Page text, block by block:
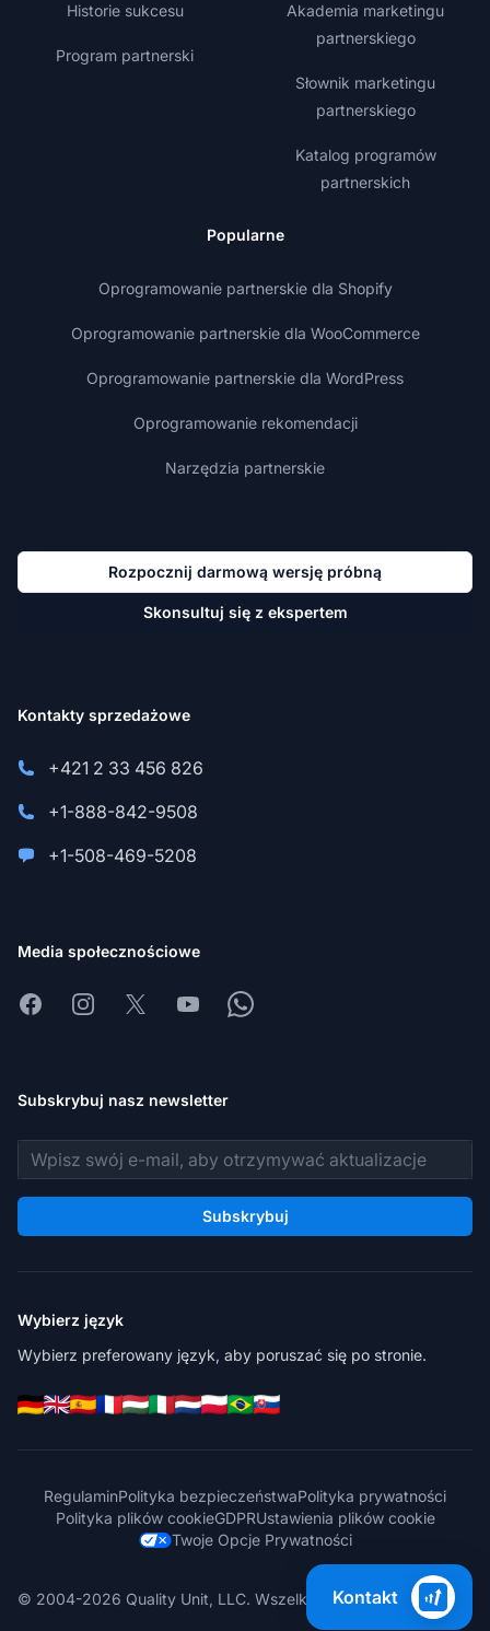
Historie sukcesu
Program partnerski
Akademia marketingu
partnerskiego
Słownik marketingu
partnerskiego
Katalog programów
partnerskich
Popularne
Oprogramowanie partnerskie dla Shopify
Oprogramowanie partnerskie dla WooCommerce
Oprogramowanie partnerskie dla WordPress
Oprogramowanie rekomendacji
Narzędzia partnerskie
Rozpocznij darmową wersję próbną
Skonsultuj się z ekspertem
Kontakty sprzedażowe
+421 2 33 456 826
+1-888-842-9508
+1-508-469-5208
Media społecznościowe
FacebookInstagram
X YoutubeWhatsapp
Subskrybuj nasz newsletter
Adres e-mail
Subskrybuj
Wybierz język
Wybierz preferowany język, aby poruszać się po stronie.
RegulaminPolityka bezpieczeństwaPolityka prywatności
Polityka plików cookieGDPRUstawienia plików cookie
Twoje Opcje Prywatności
© 2004-2026 Quality Unit, LLC. Wszelkie prawa zastrzeżone.
Kontakt